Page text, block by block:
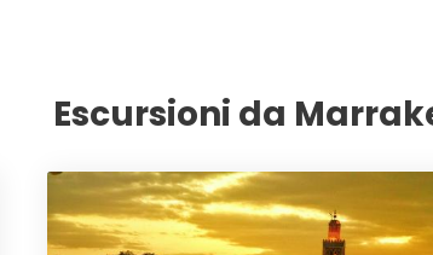
Escursioni da